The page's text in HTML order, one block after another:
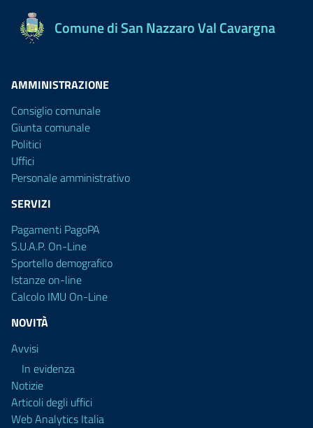
Comune di San Nazzaro Val Cavargna
AMMINISTRAZIONE
Consiglio comunale
Giunta comunale
Politici
Uffici
Personale amministrativo
SERVIZI
Pagamenti PagoPA
S.U.A.P. On-Line
Sportello demografico
Istanze on-line
Calcolo IMU On-Line
NOVITÀ
Avvisi
In evidenza
Notizie
Articoli degli uffici
Web Analytics Italia